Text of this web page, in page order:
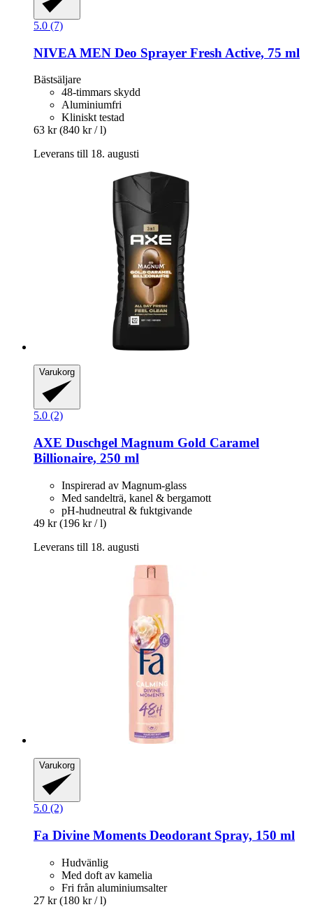
5.0 (7)
NIVEA MEN Deo Sprayer Fresh Active, 75 ml
Bästsäljare
48-timmars skydd
Aluminiumfri
Kliniskt testad
63 kr (840 kr / l)
Leverans till 18. augusti
Varukorg
5.0 (2)
AXE Duschgel Magnum Gold Caramel
Billionaire, 250 ml
Inspirerad av Magnum-glass
Med sandelträ, kanel & bergamott
pH-hudneutral & fuktgivande
49 kr (196 kr / l)
Leverans till 18. augusti
Varukorg
5.0 (2)
Fa Divine Moments Deodorant Spray, 150 ml
Hudvänlig
Med doft av kamelia
Fri från aluminiumsalter
27 kr (180 kr / l)